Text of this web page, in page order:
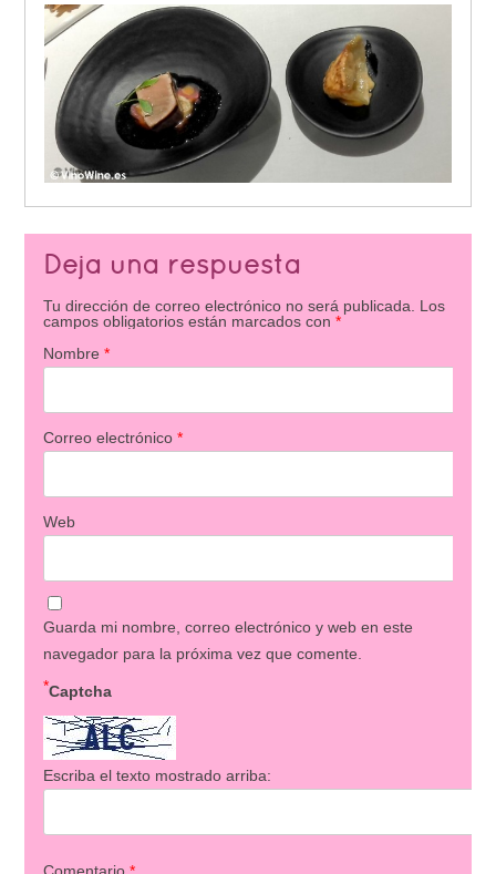
Deja una respuesta
Tu dirección de correo electrónico no será publicada.
Los
campos obligatorios están marcados con *
Nombre *
Correo electrónico *
Web
Guarda mi nombre, correo electrónico y web en este
navegador para la próxima vez que comente.
Captcha
*
Escriba el texto mostrado arriba:
Comentario *